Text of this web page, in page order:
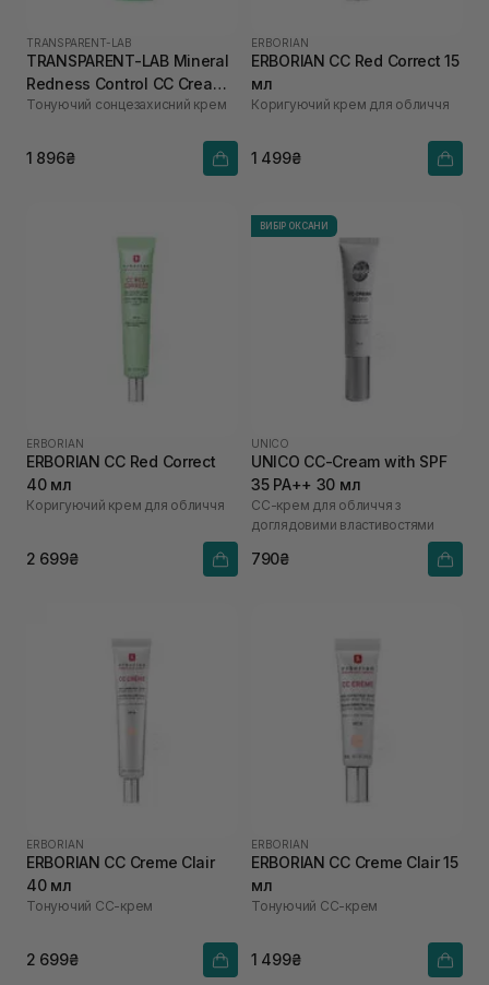
TRANSPARENT-LAB
TRANSPARENT-LAB Mineral
Redness Control CC Cream
SPF50 45 мл
Тонуючий сонцезахисний крем
1 896₴
ERBORIAN
ERBORIAN CC Red Correct 15
мл
Коригуючий крем для обличчя
1 499₴
ERBORIAN
ERBORIAN CC Red Correct
40 мл
Коригуючий крем для обличчя
2 699₴
ВИБІР ОКСАНИ
UNICO
UNICO CC-Cream with SPF
35 PA++ 30 мл
СС-крем для обличчя з
доглядовими властивостями
790₴
ERBORIAN
ERBORIAN CC Creme Clair
40 мл
Тонуючий СС-крем
2 699₴
ERBORIAN
ERBORIAN CC Creme Clair 15
мл
Тонуючий СС-крем
1 499₴